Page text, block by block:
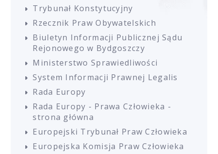
Trybunał Konstytucyjny
Rzecznik Praw Obywatelskich
Biuletyn Informacji Publicznej Sądu
Rejonowego w Bydgoszczy
Ministerstwo Sprawiedliwości
System Informacji Prawnej Legalis
Rada Europy
Rada Europy - Prawa Człowieka -
strona główna
Europejski Trybunał Praw Człowieka
Europejska Komisja Praw Człowieka